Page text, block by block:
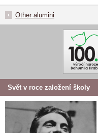
Other alumini
Svět v roce založení školy